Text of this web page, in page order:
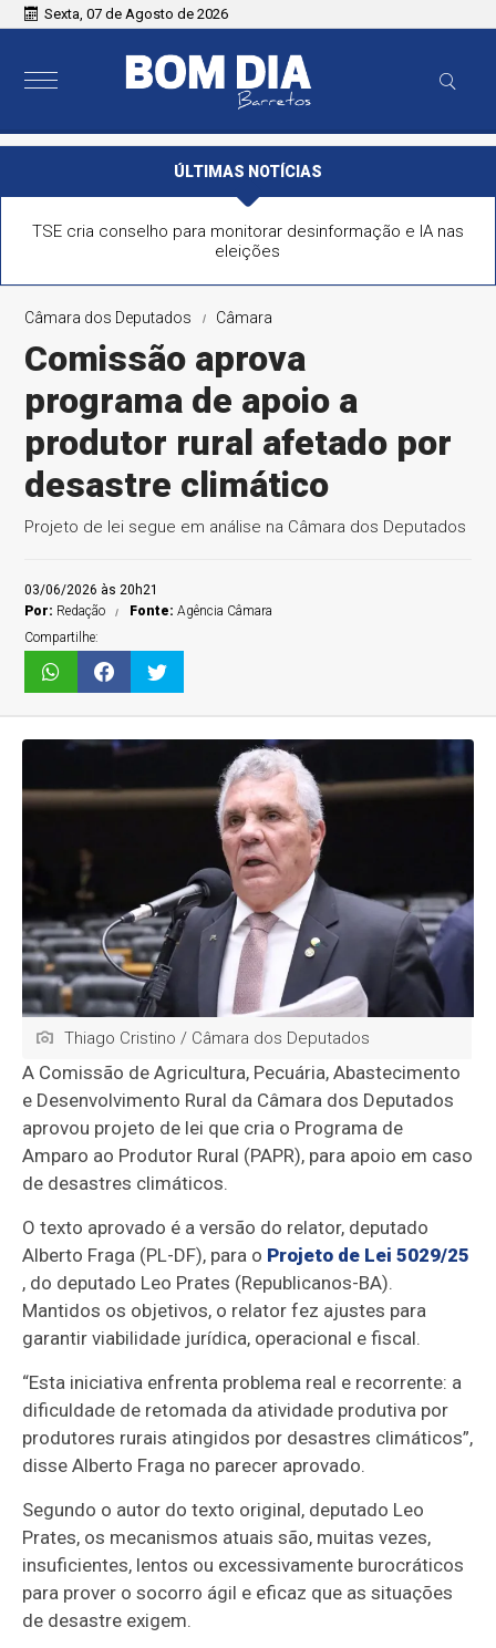
Sexta, 07 de Agosto de 2026
ÚLTIMAS NOTÍCIAS
TSE cria conselho para monitorar desinformação e IA nas
eleições
Câmara dos Deputados Câmara
Comissão aprova
programa de apoio a
produtor rural afetado por
desastre climático
Projeto de lei segue em análise na Câmara dos Deputados
03/06/2026 às 20h21
Por: Redação Fonte:Agência Câmara
Compartilhe:
Thiago Cristino / Câmara dos Deputados
A Comissão de Agricultura, Pecuária, Abastecimento
e Desenvolvimento Rural da Câmara dos Deputados
aprovou projeto de lei que cria o Programa de
Amparo ao Produtor Rural (PAPR), para apoio em caso
de desastres climáticos.
O texto aprovado é a versão do relator, deputado
Alberto Fraga (PL-DF), para o Projeto de Lei 5029/25
, do deputado Leo Prates (Republicanos-BA).
Mantidos os objetivos, o relator fez ajustes para
garantir viabilidade jurídica, operacional e fiscal.
“Esta iniciativa enfrenta problema real e recorrente: a
dificuldade de retomada da atividade produtiva por
produtores rurais atingidos por desastres climáticos”,
disse Alberto Fraga no parecer aprovado.
Segundo o autor do texto original, deputado Leo
Prates, os mecanismos atuais são, muitas vezes,
insuficientes, lentos ou excessivamente burocráticos
para prover o socorro ágil e eficaz que as situações
de desastre exigem.